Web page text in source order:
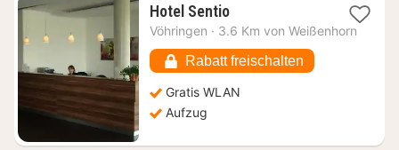
Hotel Sentio1
Nacht
90,36
€
Vöhringen · 3.6 Km von Weißenhorn
Rabatt freischalten
Gratis WLAN
Aufzug